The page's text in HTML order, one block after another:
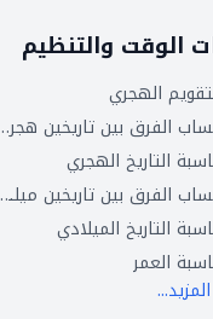
الوقت والتنظيم
الهجري
حساب الفرق
التاريخ الهجري
حساب الفرق بين تاريخين ميلاديين
التاريخ الميلادي
العمر